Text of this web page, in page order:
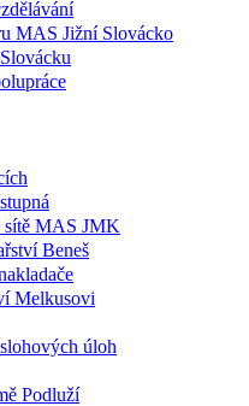
MAS Jižní Slovácko
sítě MAS JMK
Beneš
Melkusovi
úloh
Podluží